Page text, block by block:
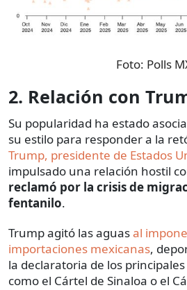
Foto: Polls
2. Relación con
Su popularidad ha estado
su estilo para responder a la
Trump, presidente de Estados
impulsado una relación hostil
reclamó por la crisis de
fentanilo.
Trump agitó las aguasal
importaciones mexicanas,
la declaratoria de los
como el Cártel de Sinaloa o el